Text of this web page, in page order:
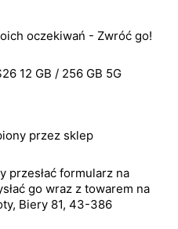
oczekiwań - Zwróć go!
12 GB / 256 GB 5G
przez sklep
przesłać formularz na
go wraz z towarem na
Biery 81, 43-386